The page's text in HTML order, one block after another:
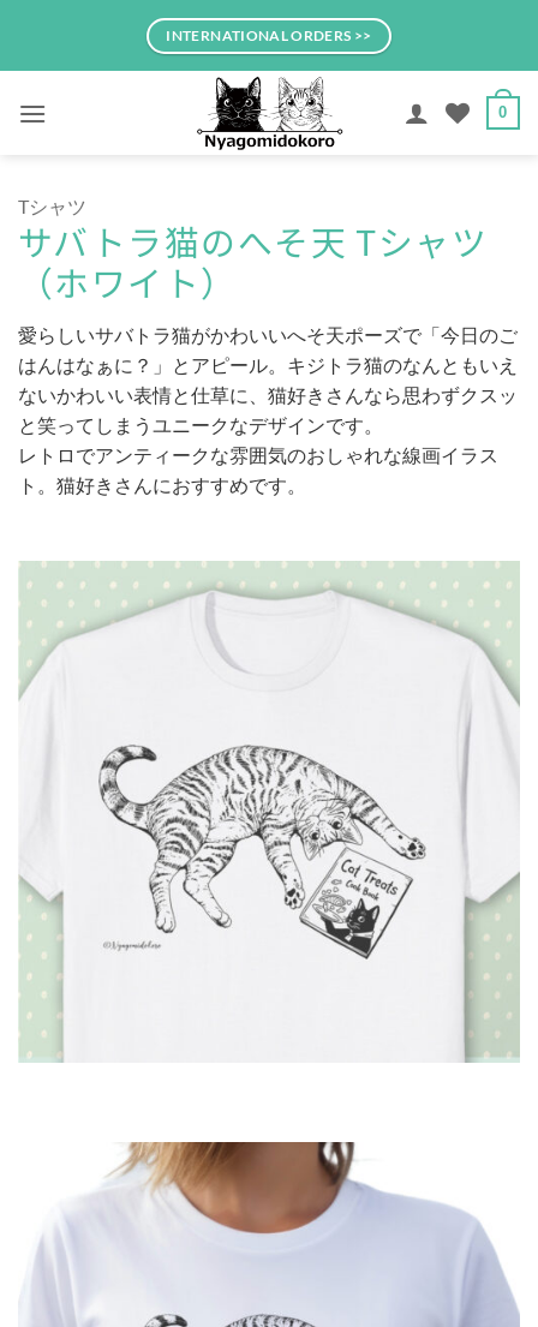
content
INTERNATIONAL ORDERS >>
0
Tシャツ
サバトラ猫のへそ天 Tシャツ
（ホワイト）
愛らしいサバトラ猫がかわいいへそ天ポーズで「今日のご
はんはなぁに？」とアピール。キジトラ猫のなんともいえ
ないかわいい表情と仕草に、猫好きさんなら思わずクスッ
と笑ってしまうユニークなデザインです。
レトロでアンティークな雰囲気のおしゃれな線画イラス
ト。猫好きさんにおすすめです。